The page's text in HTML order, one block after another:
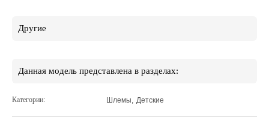
Другие
Данная модель представлена в разделах:
Категории: Шлемы Детские